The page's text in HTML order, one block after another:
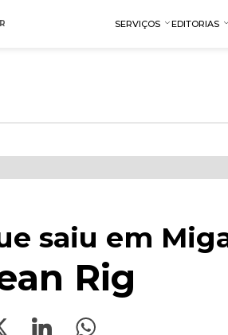
SERVIÇOS EDITORIAS
saiu em
Rig